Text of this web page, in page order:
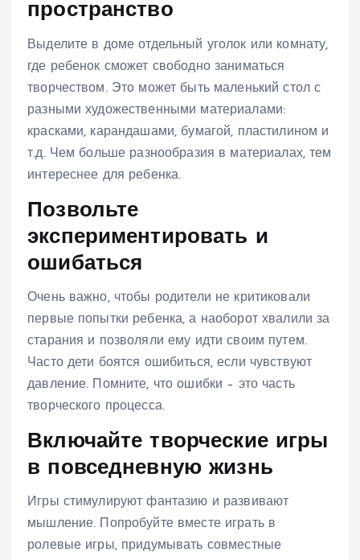
пространство
Выделите в доме отдельный уголок или комнату,
где ребенок сможет свободно заниматься
творчеством. Это может быть маленький стол с
разными художественными материалами:
красками, карандашами, бумагой, пластилином и
т.д. Чем больше разнообразия в материалах, тем
интереснее для ребенка.
Позвольте
экспериментировать и
ошибаться
Очень важно, чтобы родители не критиковали
первые попытки ребенка, а наоборот хвалили за
старания и позволяли ему идти своим путем.
Часто дети боятся ошибиться, если чувствуют
давление. Помните, что ошибки – это часть
творческого процесса.
Включайте творческие игры
в повседневную жизнь
Игры стимулируют фантазию и развивают
мышление. Попробуйте вместе играть в
ролевые игры, придумывать совместные